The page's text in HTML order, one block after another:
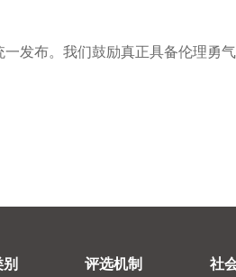
发布。我们鼓励真正具备伦理勇
别 评选机制 社